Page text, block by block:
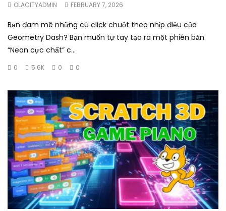
OLACITYADMIN FEBRUARY 7, 2026
Bạn đam mê những cú click chuột theo nhịp điệu của
Geometry Dash? Bạn muốn tự tay tạo ra một phiên bản
“Neon cực chất” c...
0 5.6K 0 0